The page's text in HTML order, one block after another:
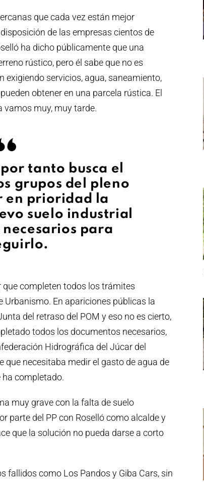
que cada vez están mejor
de las empresas cientos de
ha dicho públicamente que una
rústico, pero él sabe que no es
exigiendo servicios, agua, saneamiento,
obtener en una parcela rústica. El
vamos muy, muy tarde.
tanto busca el
grupos del pleno
en prioridad la
suelo industrial
necesarios para
completen todos los trámites
Urbanismo. En apariciones públicas la
del retraso del POM y eso no es cierto,
todos los documentos necesarios,
Hidrográfica del Júcar del
necesitaba medir el gasto de agua de
ha completado.
muy grave con la falta de suelo
parte del PP con Roselló como alcalde y
que la solución no pueda darse a corto
fallidos como Los Pandos y Giba Cars, sin